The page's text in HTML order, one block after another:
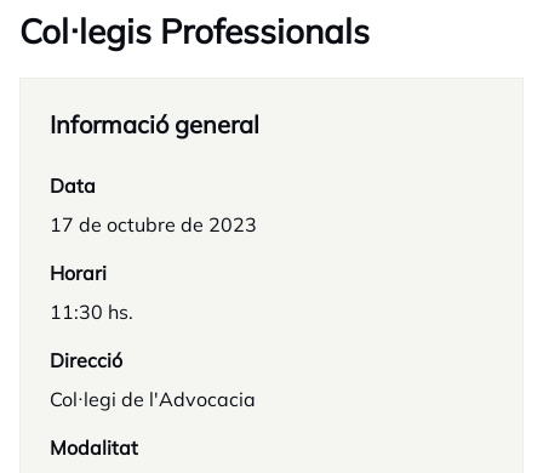
Col·legis Professionals
Informació general
Data
17 de octubre de 2023
Horari
11:30 hs.
Direcció
Col·legi de l'Advocacia
Modalitat